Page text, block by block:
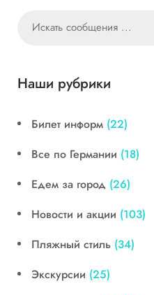
Наши рубрики
Билет информ (22)
Все по Германии (18)
Едем за город (26)
Новости и акции (103)
Пляжный стиль (34)
Экскурсии (25)